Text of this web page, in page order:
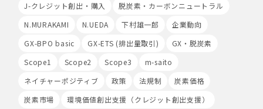
状況等を把握します。Google Analyticsにより収集、記
録、分析された利用者様の情報には、特定の個人を識別す
Google社により同社のプライバシーポリシーに基づいて
9.第三者配信事業者の広告配信について
三者配信事業者（以下「第三者配信事業者」といいま
J-クレジット創出・購入
脱炭素・カーボンニュートラル
N.MURAKAMI
N.UEDA 下村雄一郎
企業動向
GX-BPO basic
GX-ETS (排出量取引)
GX・脱炭素
Scope1
Scope2 Scope3
m-saito
ネイチャーポジティブ
政策 法規制
炭素価格
炭素市場
環境価値創出支援（クレジット創出支援）